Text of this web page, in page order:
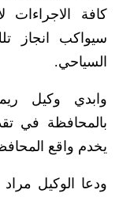
كافة الاجراءات
سيواكب انجاز
السياحي.
وابدي وكيل
بالمحافظة في
يخدم واقع
ودعا الوكيل مراد